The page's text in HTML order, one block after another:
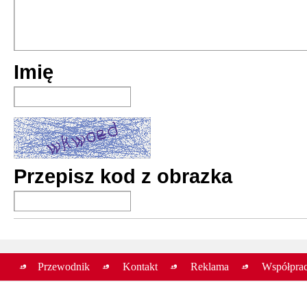
Imię
Przepisz kod z obrazka
Przewodnik Kontakt Reklama